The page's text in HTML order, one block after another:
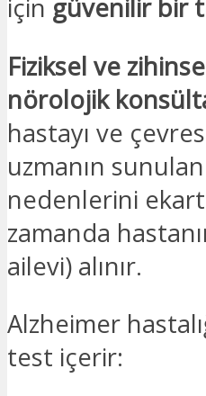
için güvenilir bir
Fiziksel ve
nörolojik
hastayı ve
uzmanın
nedenlerini
zamanda
ailevi) alınır.
Alzheimer
test içerir: